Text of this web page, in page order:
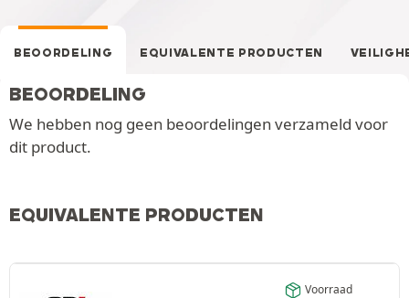
BEOORDELING EQUIVALENTE PRODUCTEN
BEOORDELING
We hebben nog geen beoordelingen verzameld voor
dit product.
EQUIVALENTE PRODUCTEN
Voorraad